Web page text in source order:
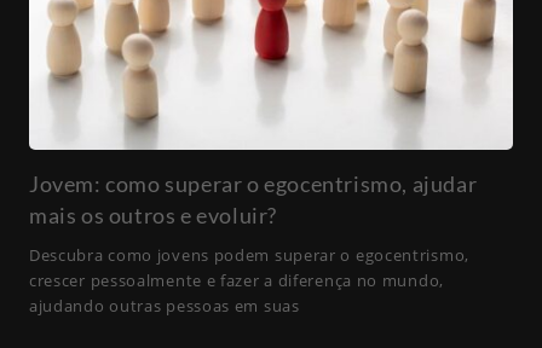
Jovem: como superar o egocentrismo, ajudar
mais os outros e evoluir?
Descubra como jovens podem superar o egocentrismo,
crescer pessoalmente e fazer a diferença no mundo,
ajudando outras pessoas em suas